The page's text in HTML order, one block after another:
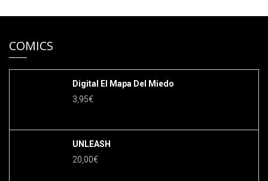
COMICS
Digital El Mapa Del Miedo
3,95€
UNLEASH
20,00€